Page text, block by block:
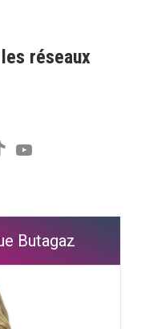
réseaux
YouTube
Butagaz